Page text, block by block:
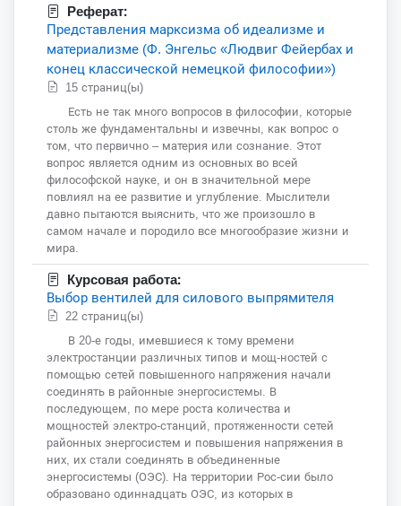
Реферат:
Представления марксизма об идеализме и
материализме (Ф. Энгельс «Людвиг Фейербах и
конец классической немецкой философии»)
15 страниц(ы)
Есть не так много вопросов в философии, которые
столь же фундаментальны и извечны, как вопрос о
том, что первично – материя или сознание. Этот
вопрос является одним из основных во всей
философской науке, и он в значительной мере
повлиял на ее развитие и углубление. Мыслители
давно пытаются выяснить, что же произошло в
самом начале и породило все многообразие жизни и
мира.
Курсовая работа:
Выбор вентилей для силового выпрямителя
22 страниц(ы)
В 20-е годы, имевшиеся к тому времени
электростанции различных типов и мощ-ностей с
помощью сетей повышенного напряжения начали
соединять в районные энергосистемы. В
последующем, по мере роста количества и
мощностей электро-станций, протяженности сетей
районных энергосистем и повышения напряжения в
них, их стали соединять в объединенные
энергосистемы (ОЭС). На территории Рос-сии было
образовано одиннадцать ОЭС, из которых в